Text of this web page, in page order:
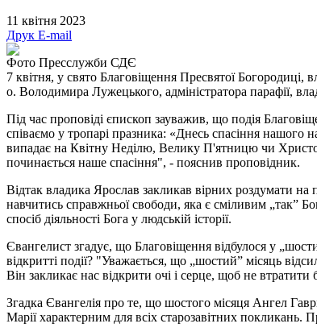
11 квітня 2023
Друк E-mail
Фото Пресслужби СДЄ
7 квітня, у свято Благовіщення Пресвятої
о. Володимира Лужецького, адміністратора парафії,
Під час проповіді єпископ зауважив, що подія
співаємо у тропарі празника: «Днесь спасіння нашого
випадає на Квітну Неділю, Велику П'ятницю чи
починається наше спасіння", - пояснив проповідник.
Відтак владика Ярослав закликав вірних роздумати
навчитись справжньої свободи, яка є сміливим „так”
спосіб діяльності Бога у людській історії.
Євангелист згадує, що Благовіщення відбулося у
відкритті події? "Уважається, що „шостий” місяць
Він закликає нас відкрити очі і серце, щоб не
Згадка Євангелія про те, що шостого місяця Ангел
Марії характерним для всіх старозавітних